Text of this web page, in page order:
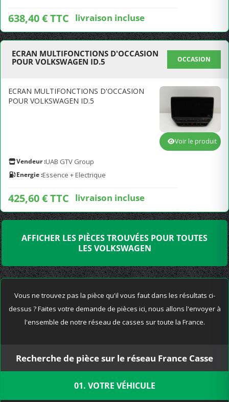
638,40 € TTC livraison incluse
ECRAN MULTIFONCTIONS D'OCCASION
POUR VOLKSWAGEN ID.5
OCCASION
ECRAN MULTIFONCTIONS D'OCCASION
POUR VOLKSWAGEN ID.5
Vendeur :UAB GTV Group
Energie :Essence + Electrique
425,60 € TTC livraison incluse
Voir le produit
AFFICHER LES PIÈCES TROUVÉES POUR TOUTES
LES VOLKSWAGEN
Vous ne trouvez pas la pièce qu'il vous faut dans les résultats ci-
dessus ? Faites votre demande de pièces ici, nous allons l'envoyer à
l'ensemble de notre réseau de casses sur toute la France.
Recherche de pièce sur le réseau France Casse
01. VOTRE VÉHICULE